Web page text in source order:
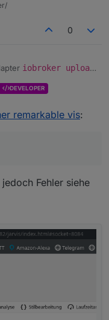
0
iobroker upload
manuell
Adapter-Upload
DEVELOPER
remarkable vis:
Fehler siehe